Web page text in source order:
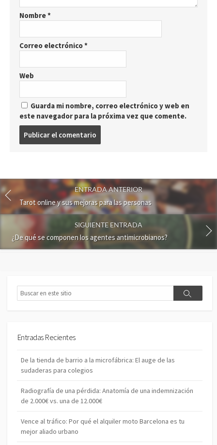
Nombre*
Correo electrónico*
Web
Guarda mi nombre, correo electrónico y web en
este navegador para la próxima vez que comente.
c
a
r
u
n
o
m
t
r
ENTRADA ANTERIOR
Tarot online y sus mejoras para las personas
SIGUIENTE ENTRADA
¿De qué se componen los agentes antimicrobianos?
B
u
r
B
Entradas Recientes
De la tienda de barrio a la microfábrica: El auge de las
sudaderas para colegios
Radiografía de una pérdida: Anatomía de una indemnización
de 2.000€ vs. una de 12.000€
Vence al tráfico: Por qué el alquiler moto Barcelona es tu
mejor aliado urbano